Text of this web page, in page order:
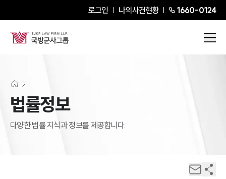
로그인 나의사건현황 1660-0124
법률정보
다양한 법률 지식과 정보를 제공합니다.